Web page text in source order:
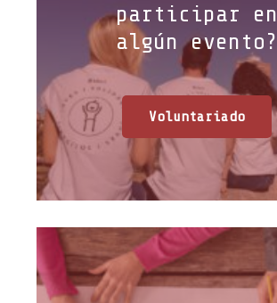
participar en
algún evento?
Voluntariado